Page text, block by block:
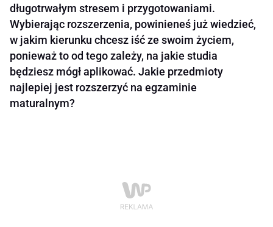
długotrwałym stresem i przygotowaniami.
Wybierając rozszerzenia, powinieneś już wiedzieć,
w jakim kierunku chcesz iść ze swoim życiem,
ponieważ to od tego zależy, na jakie studia
będziesz mógł aplikować. Jakie przedmioty
najlepiej jest rozszerzyć na egzaminie
maturalnym?